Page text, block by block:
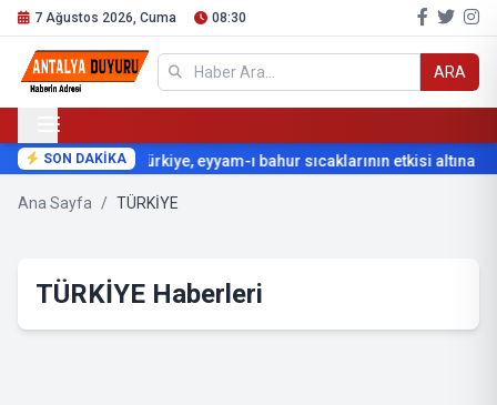
7 Ağustos 2026, Cuma 08:30
ARA
SON DAKİKATürkiye, eyyam-ı bahur sıcaklarının etkisi altına
Ana Sayfa / TÜRKİYE
TÜRKİYE Haberleri